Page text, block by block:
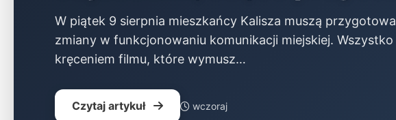
W piątek 9 sierpnia mieszkańcy Kalisza muszą
zmiany w funkcjonowaniu komunikacji miejskiej.
kręceniem filmu, które wymusz…
Czytaj artykuł wczoraj